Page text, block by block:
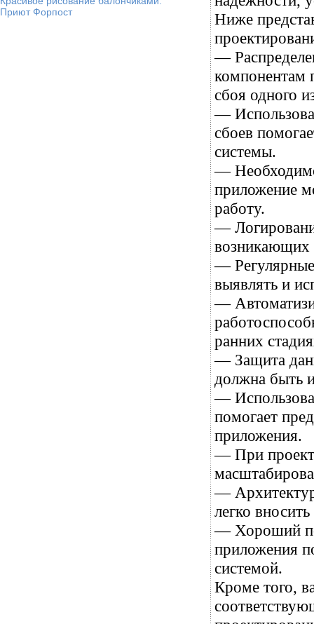
Приют Форпост
Ниже
—
компонентам
сбоя одного
—
сбоев
системы.
—
приложение
работу.
—
возникающих
— Регулярные
выявлять и
—
ранних
— Защита
должна быть
—
помогает
приложения.
— При
—
легко
— Хороший
приложения
системой.
Кроме того,